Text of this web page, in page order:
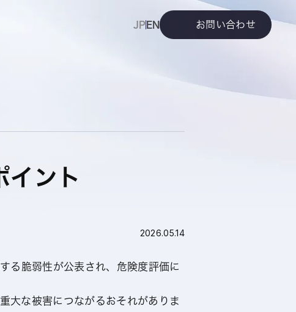
JP EN お問い合わせ
イント
2026.05.14
脆弱性が公表され、危険度評価に
大な被害につながるおそれがありま